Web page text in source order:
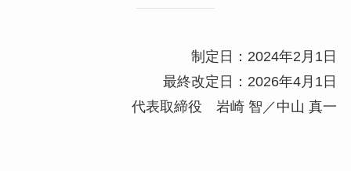
制定日：2024年2月1日
最終改定日：2026年4月1日
代表取締役 岩崎 智／中山 真一